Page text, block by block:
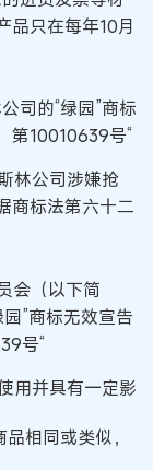
品只在每年10月
司的“绿园”商标
第10010639号“
林公司涉嫌抢
商标法第六十二
会（以下简
”商标无效宣告
号“
用并具有一定影
相同或类似，